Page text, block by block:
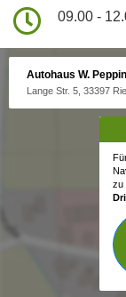
09.00 -
Autohaus W.
Lange Str. 5, 33397
zu